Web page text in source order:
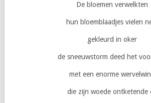
De bloemen verwelkten
hun bloemblaadjes vielen
gekleurd in oker
de sneeuwstorm deed het
met een enorme
die zijn woede ontketende